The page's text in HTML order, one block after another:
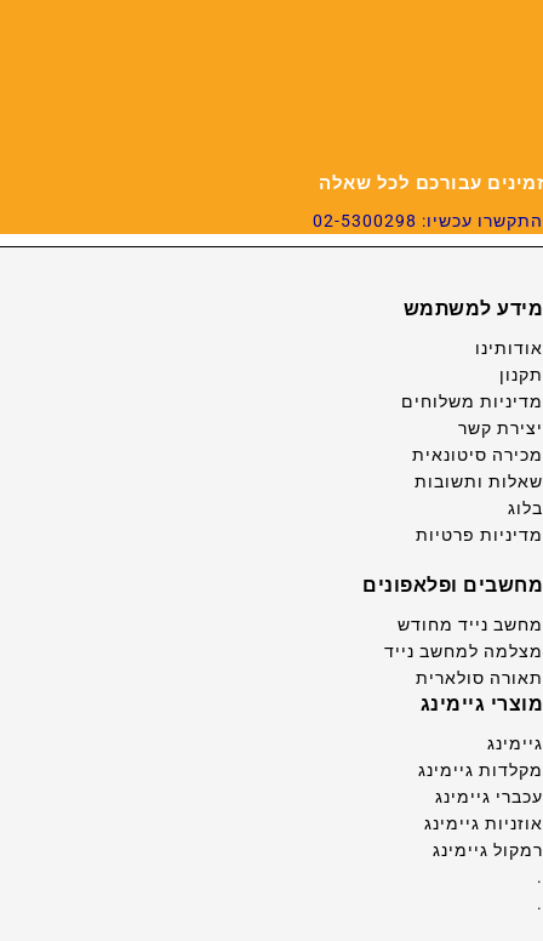
זמינים עבורכם לכל שאלה
התקשרו עכשיו: 02-5300298
מידע למשתמש
אודותינו
תקנון
מדיניות משלוחים
יצירת קשר
מכירה סיטונאית
שאלות ותשובות
בלוג
מדיניות פרטיות
מחשבים ופלאפונים
מחשב נייד מחודש
מצלמה למחשב נייד
תאורה סולארית
מוצרי גיימינג
גיימינג
מקלדות גיימינג
עכברי גיימינג
אוזניות גיימינג
רמקול גיימינג
.
.